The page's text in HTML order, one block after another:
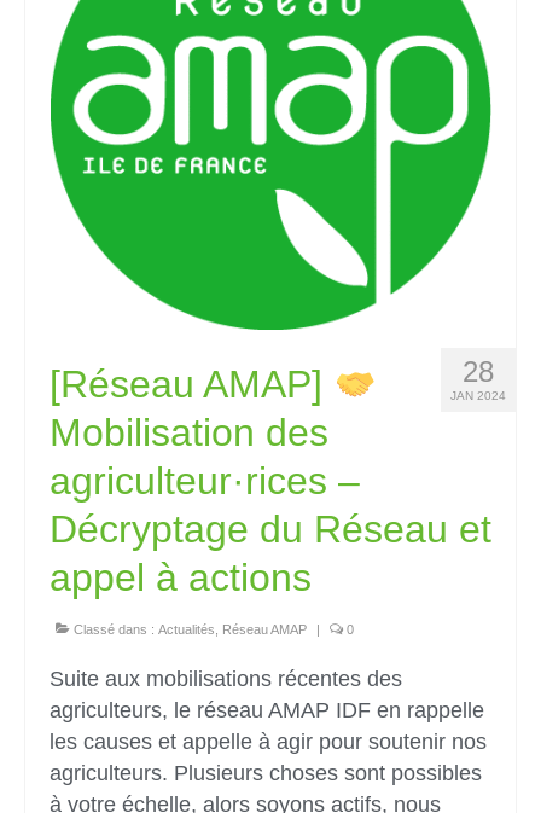
28
JAN 2024
[Réseau AMAP]
Mobilisation des
agriculteur·rices –
Décryptage du Réseau et
appel à actions
Classé dans : Actualités Réseau AMAP 0
Suite aux mobilisations récentes des
agriculteurs, le réseau AMAP IDF en rappelle
les causes et appelle à agir pour soutenir nos
agriculteurs. Plusieurs choses sont possibles
à votre échelle, alors soyons actifs, nous